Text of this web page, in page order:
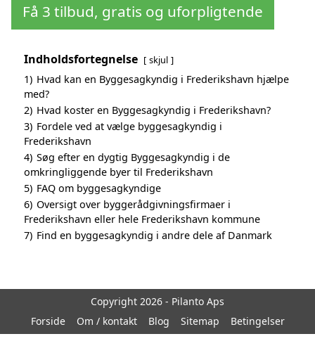
Få 3 tilbud, gratis og uforpligtende
Indholdsfortegnelse skjul
1) Hvad kan en Byggesagkyndig i Frederikshavn hjælpe
med?
2) Hvad koster en Byggesagkyndig i Frederikshavn?
3) Fordele ved at vælge byggesagkyndig i
Frederikshavn
4) Søg efter en dygtig Byggesagkyndig i de
omkringliggende byer til Frederikshavn
5) FAQ om byggesagkyndige
6) Oversigt over byggerådgivningsfirmaer i
Frederikshavn eller hele Frederikshavn kommune
7) Find en byggesagkyndig i andre dele af Danmark
Copyright 2026 - Pilanto Aps
Forside
Om / kontakt Blog Sitemap Betingelser